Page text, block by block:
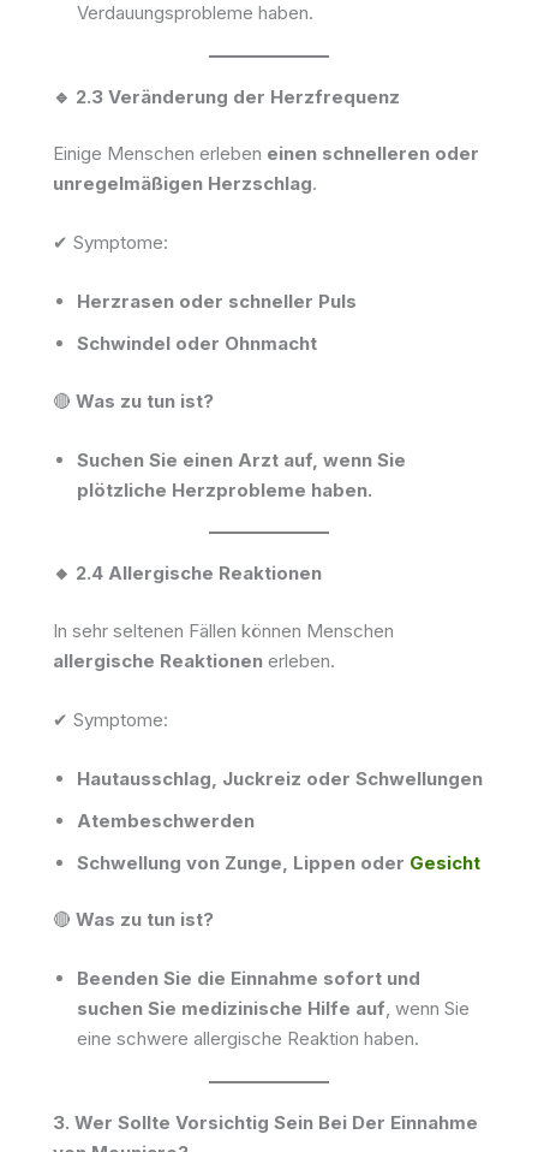
Verdauungsprobleme haben.
🔹 2.3 Veränderung der Herzfrequenz
Einige Menschen erleben einen schnelleren oder
unregelmäßigen Herzschlag.
✔ Symptome:
Herzrasen oder schneller Puls
Schwindel oder Ohnmacht
🔴 Was zu tun ist?
Suchen Sie einen Arzt auf, wenn Sie
plötzliche Herzprobleme haben.
🔸 2.4 Allergische Reaktionen
In sehr seltenen Fällen können Menschen
allergische Reaktionen erleben.
✔ Symptome:
Hautausschlag, Juckreiz oder Schwellungen
Atembeschwerden
Schwellung von Zunge, Lippen oder Gesicht
🔴 Was zu tun ist?
Beenden Sie die Einnahme sofort und
suchen Sie medizinische Hilfe auf, wenn Sie
eine schwere allergische Reaktion haben.
3. Wer Sollte Vorsichtig Sein Bei Der Einnahme